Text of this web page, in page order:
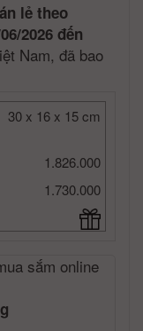
lẻ theo
2026 đến
Nam, đã bao
30 x 16 x 15 cm
1.826.000
1.730.000
sắm online